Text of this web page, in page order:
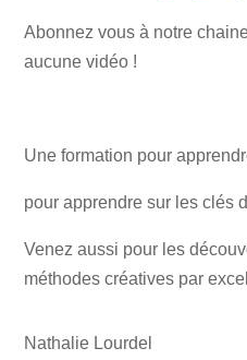
Abonnez vous à notre
aucune vidéo !
Une formation pour
pour apprendre sur les clés
Venez aussi pour les
méthodes créatives par
Nathalie Lourdel